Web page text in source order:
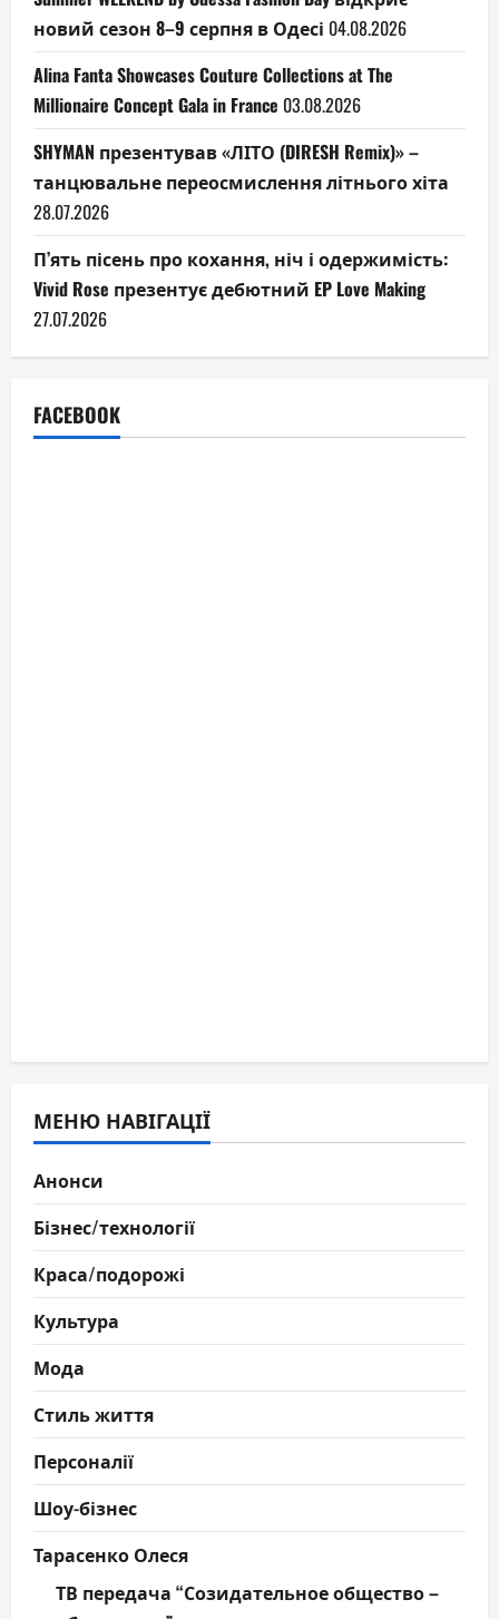
новий сезон 8–9 серпня в Одесі 04.08.2026
Alina Fanta Showcases Couture Collections at The
Millionaire Concept Gala in France 03.08.2026
SHYMAN презентував «ЛІТО (DIRESH Remix)» –
танцювальне переосмислення літнього хіта
28.07.2026
П’ять пісень про кохання, ніч і одержимість:
Vivid Rose презентує дебютний EP Love Making
27.07.2026
FACEBOOK
МЕНЮ НАВІГАЦІЇ
Анонси
Бізнес/технології
Краса/подорожі
Культура
Мода
Стиль життя
Персоналії
Шоу-бізнес
Тарасенко Олеся
ТВ передача “Созидательное общество –